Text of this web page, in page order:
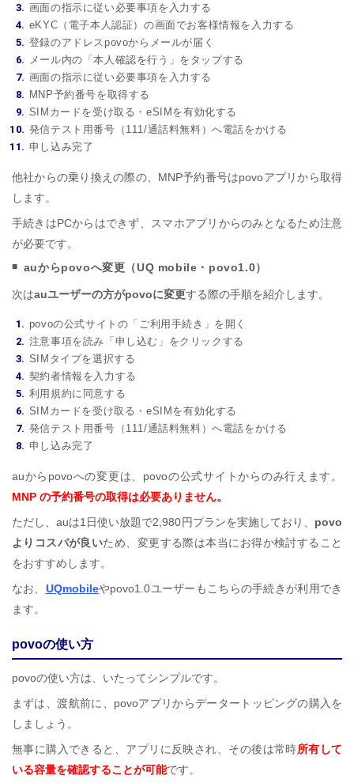
画面の指示に従い必要事項を入力する
eKYC（電子本人認証）の画面でお客様情報を入力する
登録のアドレスpovoからメールが届く
メール内の「本人確認を行う」をタップする
画面の指示に従い必要事項を入力する
MNP予約番号を取得する
SIMカードを受け取る・eSIMを有効化する
発信テスト用番号（111/通話料無料）へ電話をかける
申し込み完了
他社からの乗り換えの際の、MNP予約番号はpovoアプリから取得
します。
手続きはPCからはできず、スマホアプリからのみとなるため注意
が必要です。
auからpovoへ変更（UQ mobile・povo1.0）
次はauユーザーの方がpovoに変更する際の手順を紹介します。
povoの公式サイトの「ご利用手続き」を開く
注意事項を読み「申し込む」をクリックする
SIMタイプを選択する
契約者情報を入力する
利用規約に同意する
SIMカードを受け取る・eSIMを有効化する
発信テスト用番号（111/通話料無料）へ電話をかける
申し込み完了
auからpovoへの変更は、povoの公式サイトからのみ行えます。
MNP の予約番号の取得は必要ありません。
ただし、auは1日使い放題で2,980円プランを実施しており、 povo
よりコスパが良いため、変更する際は本当にお得か検討すること
をおすすめします。
なお、 UQmobileやpovo1.0ユーザーもこちらの手続きが利用でき
ます。
povoの使い方
povoの使い方は、いたってシンプルです。
まずは、渡航前に、povoアプリからデータートッピングの購入を
しましょう。
無事に購入できると、アプリに反映され、その後は常時所有して
いる容量を確認することが可能です。